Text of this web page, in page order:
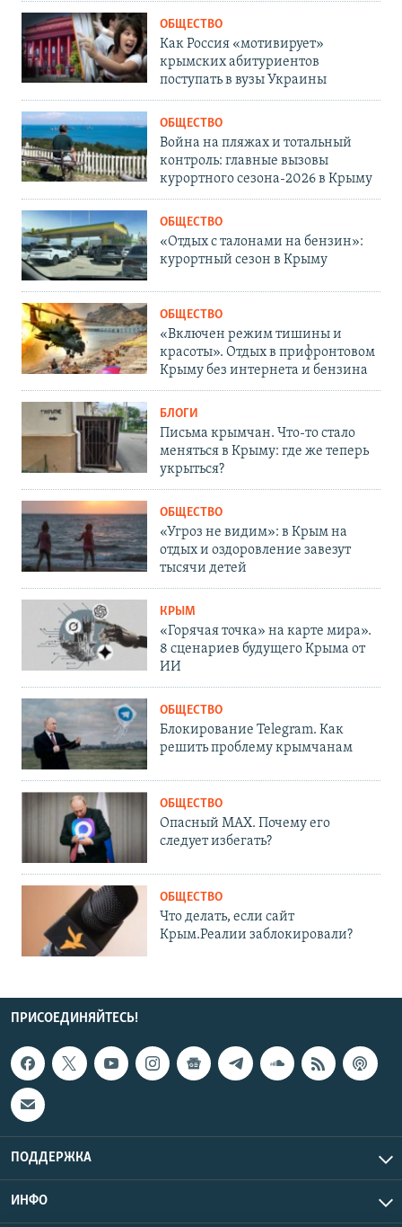
ОБЩЕСТВО
Как Россия «мотивирует»
крымских абитуриентов
поступать в вузы Украины
ОБЩЕСТВО
Война на пляжах и тотальный
контроль: главные вызовы
курортного сезона-2026 в Крыму
ОБЩЕСТВО
«Отдых с талонами на бензин»:
курортный сезон в Крыму
ОБЩЕСТВО
«Включен режим тишины и
красоты». Отдых в прифронтовом
Крыму без интернета и бензина
БЛОГИ
Письма крымчан. Что-то стало
меняться в Крыму: где же теперь
укрыться?
ОБЩЕСТВО
«Угроз не видим»: в Крым на
отдых и оздоровление завезут
тысячи детей
КРЫМ
«Горячая точка» на карте мира».
8 сценариев будущего Крыма от
ИИ
ОБЩЕСТВО
Блокирование Telegram. Как
решить проблему крымчанам
ОБЩЕСТВО
Опасный MAX. Почему его
следует избегать?
ОБЩЕСТВО
Что делать, если сайт
Крым.Реалии заблокировали?
ПРИСОЕДИНЯЙТЕСЬ!
ПОДДЕРЖКА
ИНФО